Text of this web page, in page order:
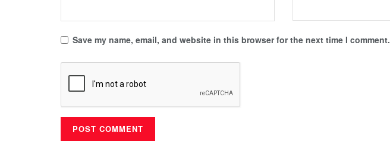
Save my name, email, and website in this browser for the next time I comment.